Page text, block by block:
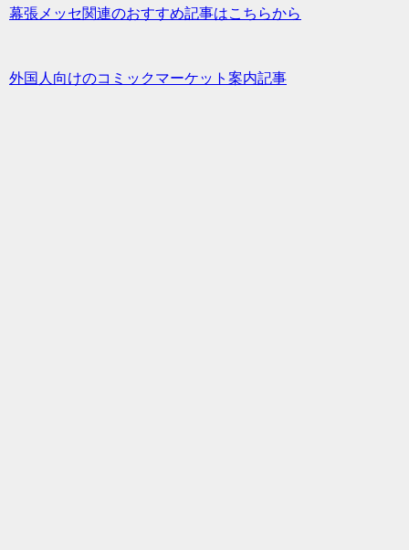
幕張メッセ関連のおすすめ記事はこちらから
外国人向けのコミックマーケット案内記事